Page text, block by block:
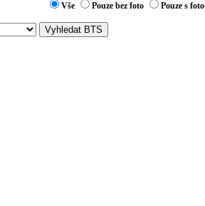
Vše Pouze bez foto Pouze s foto